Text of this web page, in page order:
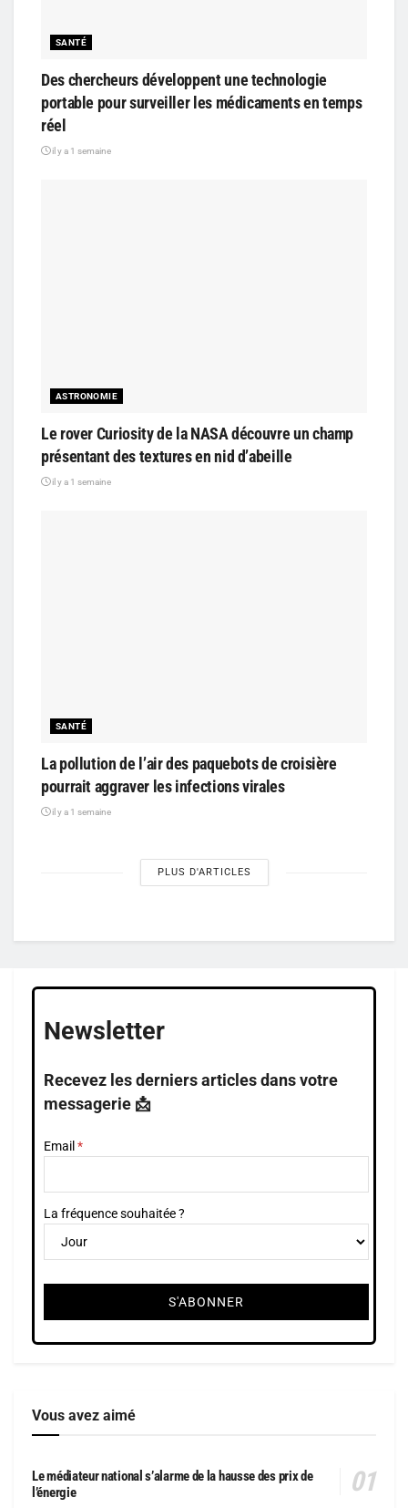
SANTÉ
Des chercheurs développent une technologie
portable pour surveiller les médicaments en temps
réel
il y a 1 semaine
ASTRONOMIE
Le rover Curiosity de la NASA découvre un champ
présentant des textures en nid d’abeille
il y a 1 semaine
SANTÉ
La pollution de l’air des paquebots de croisière
pourrait aggraver les infections virales
il y a 1 semaine
PLUS D'ARTICLES
Newsletter
Recevez les derniers articles dans votre
messagerie 📩
Email
La fréquence souhaitée ?
Vous avez aimé
Le médiateur national s’alarme de la hausse des prix de
l’énergie